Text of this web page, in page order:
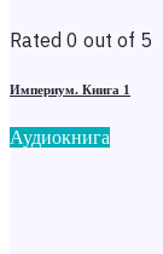
Rated 0 out of 5
Империум. Книга 1
Аудиокнига